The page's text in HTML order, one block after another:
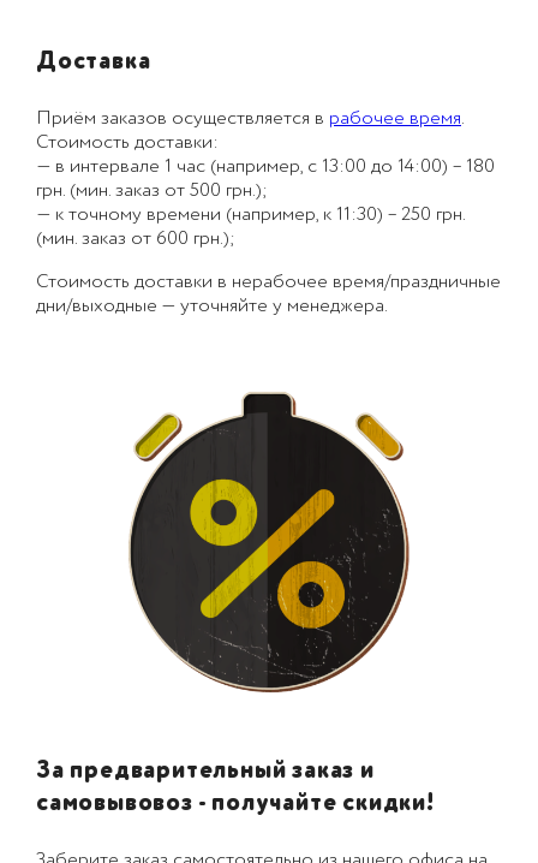
Доставка
Приём заказов осуществляется в рабочее время.
Стоимость доставки:
— в интервале 1 час (например, с 13:00 до 14:00) – 180
грн. (мин. заказ от 500 грн.);
— к точному времени (например, к 11:30) – 250 грн.
(мин. заказ от 600 грн.);
Стоимость доставки в нерабочее время/праздничные
дни/выходные — уточняйте у менеджера.
За предварительный заказ и
самовывовоз - получайте скидки!